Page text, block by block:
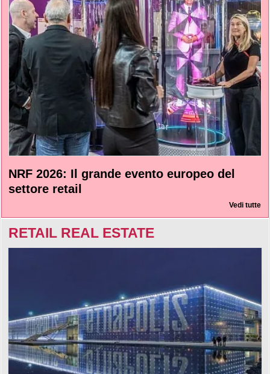
NRF 2026: Il grande evento europeo del
settore retail
Vedi tutte
RETAIL REAL ESTATE